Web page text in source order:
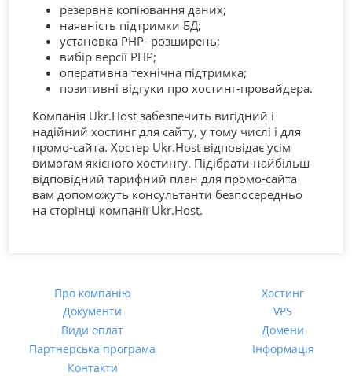
резервне копіювання даних;
наявність підтримки БД;
установка PHP- розширень;
вибір версії PHP;
оперативна технічна підтримка;
позитивні відгуки про хостинг-провайдера.
Компанія Ukr.Host забезпечить вигідний і
надійний хостинг для сайту, у тому числі і для
промо-сайта. Хостер Ukr.Host відповідає усім
вимогам якісного хостингу. Підібрати найбільш
відповідний тарифний план для промо-сайта
вам допоможуть консультанти безпосередньо
на сторінці компанії Ukr.Host.
Про компанію
Документи
Види оплат
Партнерська програма
Контакти
Хостинг
VPS
Домени
Інформація